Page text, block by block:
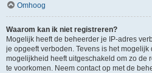
Omhoog
Waarom kan ik niet registreren?
Mogelijk heeft de beheerder je IP-adres
je opgeeft verboden. Tevens is het
mogelijkheid heeft uitgeschakeld om zo de
te voorkomen. Neem contact op met de